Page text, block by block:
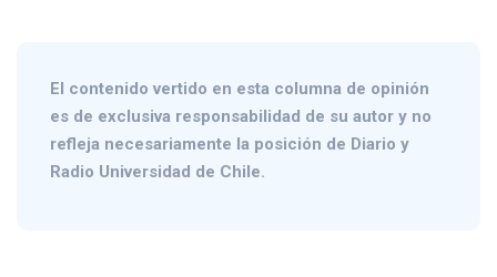
El contenido vertido en esta columna de opinión
es de exclusiva responsabilidad de su autor y no
refleja necesariamente la posición de Diario y
Radio Universidad de Chile.